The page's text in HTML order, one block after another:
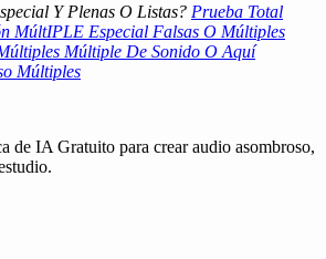
Y Plenas O Listas? Prueba Total
MúltIPLE Especial Falsas O Múltiples
Múltiple De Sonido O Aquí
Múltiples
de IA Gratuito para crear audio asombroso,